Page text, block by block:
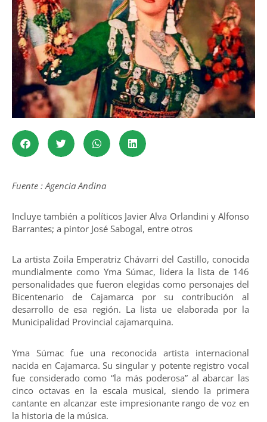
Fuente : Agencia Andina
Incluye también a políticos Javier Alva Orlandini y Alfonso
Barrantes; a pintor José Sabogal, entre otros
La artista Zoila Emperatriz Chávarri del Castillo, conocida
mundialmente como Yma Súmac, lidera la lista de 146
personalidades que fueron elegidas como personajes del
Bicentenario de Cajamarca por su contribución al
desarrollo de esa región. La lista ue elaborada por la
Municipalidad Provincial cajamarquina.
Yma Súmac fue una reconocida artista internacional
nacida en Cajamarca. Su singular y potente registro vocal
fue considerado como “la más poderosa” al abarcar las
cinco octavas en la escala musical, siendo la primera
cantante en alcanzar este impresionante rango de voz en
la historia de la música.